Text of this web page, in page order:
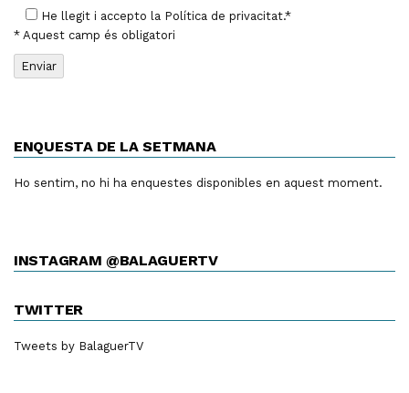
He llegit i accepto la Política de privacitat.*
* Aquest camp és obligatori
ENQUESTA DE LA SETMANA
Ho sentim, no hi ha enquestes disponibles en aquest moment.
INSTAGRAM @BALAGUERTV
TWITTER
Tweets by BalaguerTV